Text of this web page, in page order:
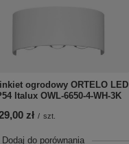
ogrodowy ORTELO LED
Italux OWL-6650-4-WH-3K
zł / szt.
do porównania